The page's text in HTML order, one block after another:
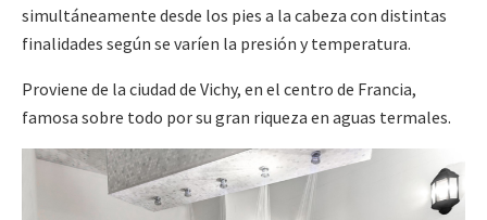
simultáneamente desde los pies a la cabeza con distintas
finalidades según se varíen la presión y temperatura.
Proviene de la ciudad de Vichy, en el centro de Francia,
famosa sobre todo por su gran riqueza en aguas termales.